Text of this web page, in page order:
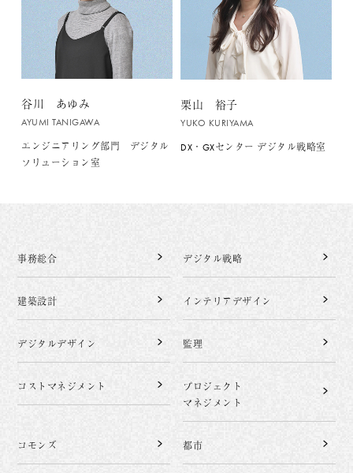
谷川 あゆみ
AYUMI TANIGAWA
エンジニアリング部門 デジタル
ソリューション室
栗山 裕子
YUKO KURIYAMA
DX・GXセンター デジタル戦略室
事務総合 デジタル戦略
建築設計 インテリアデザイン
デジタルデザイン 監理
コストマネジメント
プロジェクト
マネジメント
コモンズ 都市